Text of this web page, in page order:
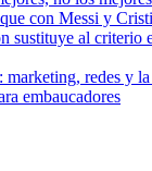
con Messi y
sustituye al criterio
marketing, redes y
embaucadores